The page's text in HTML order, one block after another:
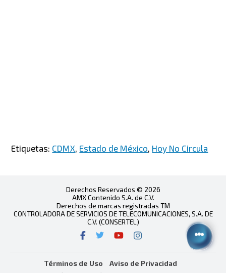
Etiquetas: CDMX Estado de México Hoy No Circula
Derechos Reservados © 2026
AMX Contenido S.A. de C.V.
Derechos de marcas registradas TM
CONTROLADORA DE SERVICIOS DE TELECOMUNICACIONES, S.A. DE
C.V. (CONSERTEL)
Términos de Uso
Aviso de Privacidad